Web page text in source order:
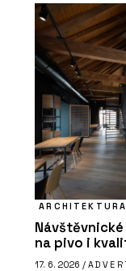
ARCHITEKTURA
na pivo i
17. 6. 2026 /